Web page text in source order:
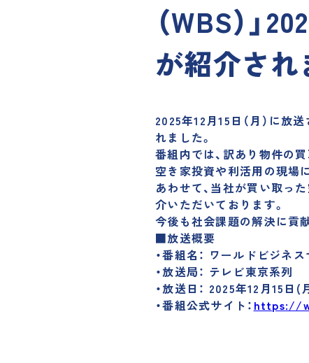
（WBS）」
が紹介され
2025年12月15日（月）に放
れました。
番組内では、訳あり物件の
空き家投資や利活用の現場
あわせて、当社が買い取っ
介いただいております。
今後も社会課題の解決に貢
■放送概要
・番組名： ワールドビジネス
・放送局： テレビ東京系列
・放送日： 2025年12月15日(
・番組公式サイト： https://